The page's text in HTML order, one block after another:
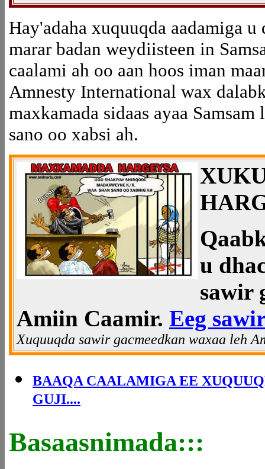
Hay'adaha xuquuqda aadamiga
marar badan weydiisteen in
caalami ah oo aan hoos iman
Amnesty International wax
maxkamada sidaas ayaa
sano oo xabsi ah.
u
sawir
Amiin Caamir. Eeg
Xuquuqda sawir gacmeedkan waxaa leh
BAAQA CAALAMIGA EE
GUJI....
Basaasnimada:::